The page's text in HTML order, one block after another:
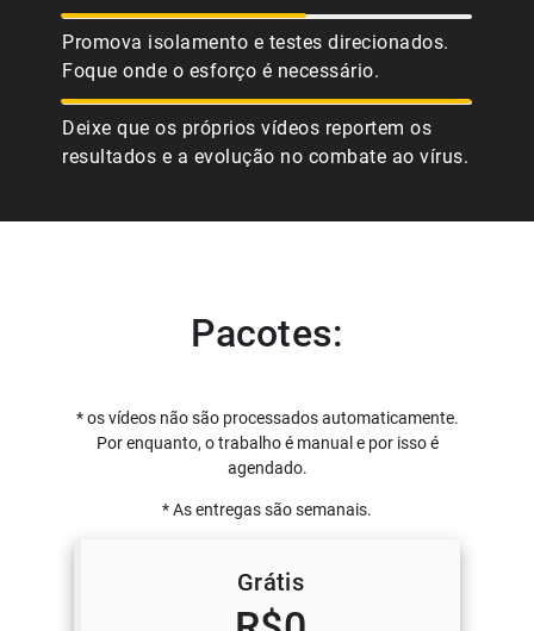
Promova isolamento e testes direcionados.
Foque onde o esforço é necessário.
Deixe que os próprios vídeos reportem os
resultados e a evolução no combate ao vírus.
Pacotes:
* os vídeos não são processados automaticamente.
Por enquanto, o trabalho é manual e por isso é
agendado.
* As entregas são semanais.
Grátis